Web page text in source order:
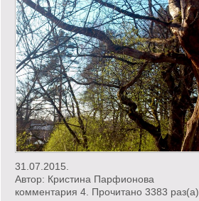
Риторика
Слово гостям
Философские размышления
Этот огромный мир!
31.07.2015.
Автор: Кристина Парфионова
комментария 4. Прочитано 3383 раз(a)